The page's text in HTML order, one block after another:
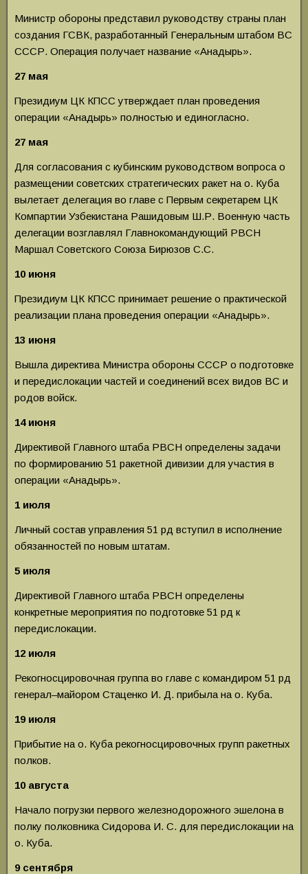
Министр обороны представил руководству страны план
создания ГСВК, разработанный Гене­ральным штабом ВС
СССР. Операция получает на­звание «Анадырь».
27 мая
Президиум ЦК КПСС утверждает план про­ведения
операции «Анадырь» полностью и едино­гласно.
27 мая
Для согласования с кубинским руководством вопроса о
размещении советских стратегических ракет на о. Куба
вылетает делегация во главе с Пер­вым секретарем ЦК
Компартии Узбекистана Рашидовым Ш.Р. Военную часть
делегации возглавлял Главно­командующий РВСН
Маршал Советского Союза Бирюзов С.С.
10 июня
Президиум ЦК КПСС принимает решение о практической
реализации плана проведения опера­ции «Анадырь».
13 июня
Вышла директива Министра обороны СССР о подготовке
и передислокации частей и соединений всех видов ВС и
родов войск.
14 июня
Директивой Главного штаба РВСН определе­ны задачи
по формированию 51 ракетной дивизии для участия в
операции «Анадырь».
1 июля
Личный состав управления 51 рд вступил в исполнение
обязанностей по новым штатам.
5 июля
Директивой Главного штаба РВСН определе­ны
конкретные мероприятия по подготовке 51 рд к
передислокации.
12 июля
Рекогносцировочная группа во главе с коман­диром 51 рд
генерал–майором Стаценко И. Д. прибыла на о. Куба.
19 июля
Прибытие на о. Куба рекогносцировочных групп ракетных
полков.
10 августа
Начало погрузки первого железнодорожного эшелона в
полку полковника Сидорова И. С. для передислокации на
о. Куба.
9 сентября